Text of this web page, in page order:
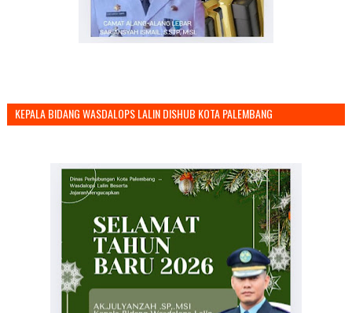
KEPALA BIDANG WASDALOPS LALIN DISHUB KOTA PALEMBANG